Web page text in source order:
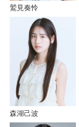
鷲見奏怜
森湖己波